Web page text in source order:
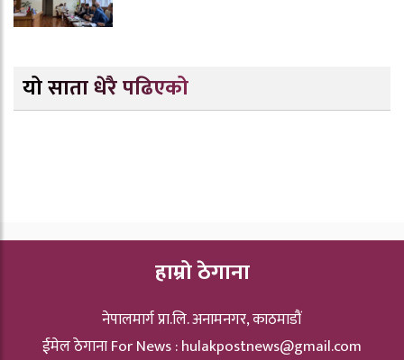
यो साता धेरै पढिएको
हाम्रो ठेगाना
नेपालमार्ग प्रा.लि. अनामनगर, काठमाडौं
ईमेल ठेगाना For News :hulakpostnews@gmail.com